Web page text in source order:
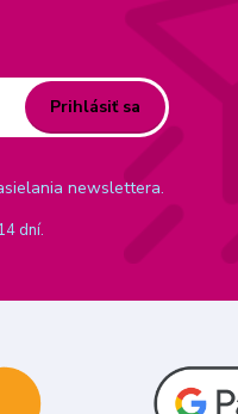
Prihlásiť sa
newslettera.
dní.